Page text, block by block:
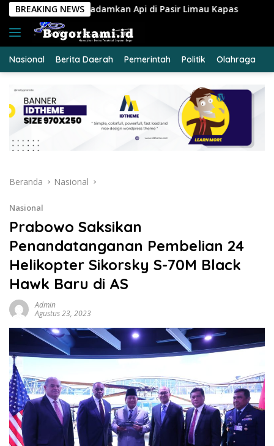
Langsung
konten
BREAKING NEWS
Api di Pasir Limau Kapas Ungkap Peredaran Sabu
Nasional Berita Daerah Pemerintah Politik Olahraga
Beranda Nasional
Nasional
Prabowo Saksikan
Penandatanganan Pembelian 24
Helikopter Sikorsky S-70M Black
Hawk Baru di AS
Admin
Agustus 23, 2023